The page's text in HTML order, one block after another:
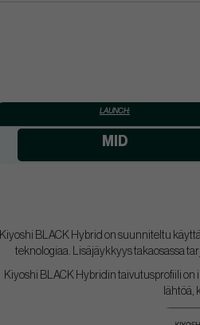
LAUNCH:
MID
Kiyoshi BLACK Hybrid on suunniteltu
teknologiaa. Lisäjäykkyys takaosassa
Kiyoshi BLACK Hybridin taivutusprofiili on
lähtöä,